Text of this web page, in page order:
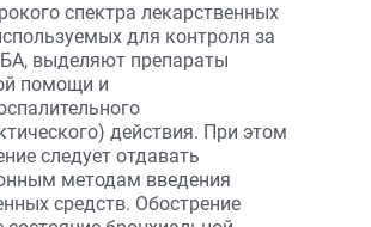
спектра лекарственных
для контроля за
выделяют препараты
помощи и
действия. При этом
следует отдавать
методам введения
средств. Обострение